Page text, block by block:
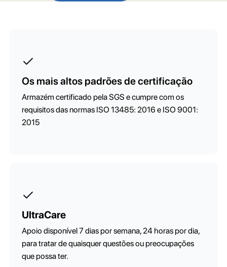
Os mais altos padrões de certificação
Armazém certificado pela SGS e cumpre com os
requisitos das normas ISO 13485: 2016 e ISO 9001:
2015
UltraCare
Apoio disponível 7 dias por semana, 24 horas por dia,
para tratar de quaisquer questões ou preocupações
que possa ter.